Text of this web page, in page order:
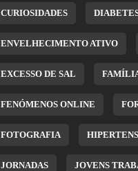
CURIOSIDADES
ENVELHECIMENTO ATIVO
EXCESSO DE SAL
FENÓMENOS ONLINE
FOTOGRAFIA
JORNADAS JOVENS